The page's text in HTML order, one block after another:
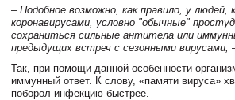
– Подобное возможно, как правило, у
коронавирусами, условно "обычные"
сохраниться сильные антитела или
предыдущих встреч с сезонными вирусами,
Так, при помощи данной особенности
иммунный ответ. К слову, «памяти вируса»
поборол инфекцию быстрее.